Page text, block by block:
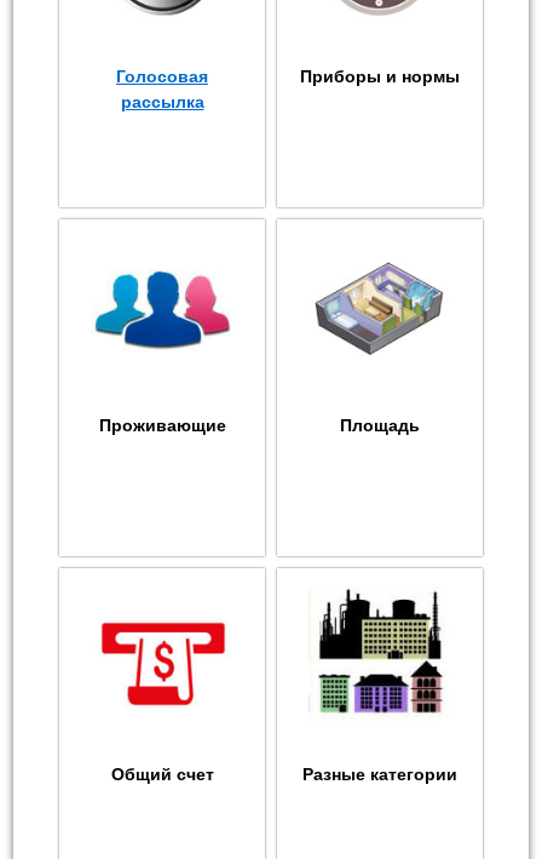
Голосовая
рассылка
Приборы и нормы
Проживающие Площадь
Общий счет Разные категории